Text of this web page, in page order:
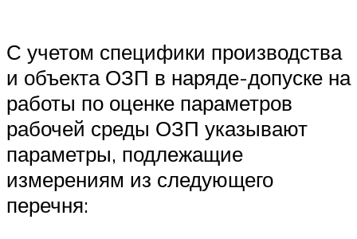
С учетом специфики производства
и объекта ОЗП в наряде-допуске на
работы по оценке параметров
рабочей среды ОЗП указывают
параметры, подлежащие
измерениям из следующего
перечня: